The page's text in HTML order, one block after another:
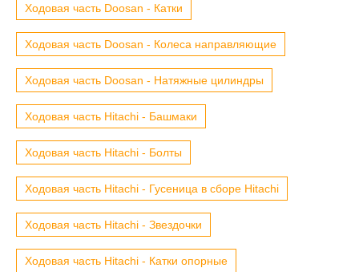
Ходовая часть Doosan - Катки
Ходовая часть Doosan - Колеса направляющие
Ходовая часть Doosan - Натяжные цилиндры
Ходовая часть Hitachi - Башмаки
Ходовая часть Hitachi - Болты
Ходовая часть Hitachi - Гусеница в сборе Hitachi
Ходовая часть Hitachi - Звездочки
Ходовая часть Hitachi - Катки опорные